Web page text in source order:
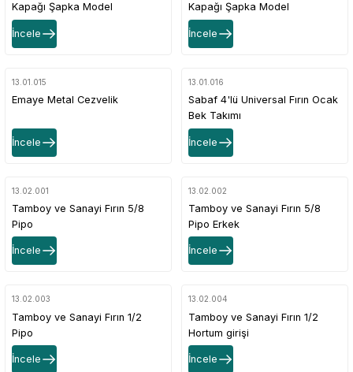
Kapağı Şapka Model
İncele
Kapağı Şapka Model
İncele
13.01.015
Emaye Metal Cezvelik
İncele
13.01.016
Sabaf 4'lü Universal Fırın Ocak
Bek Takımı
İncele
13.02.001
Tamboy ve Sanayi Fırın 5/8
Pipo
İncele
13.02.002
Tamboy ve Sanayi Fırın 5/8
Pipo Erkek
İncele
13.02.003
Tamboy ve Sanayi Fırın 1/2
Pipo
İncele
13.02.004
Tamboy ve Sanayi Fırın 1/2
Hortum girişi
İncele